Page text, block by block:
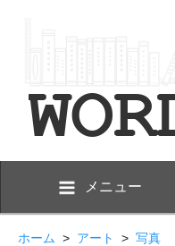
メニュー
ホーム > アート > 写真